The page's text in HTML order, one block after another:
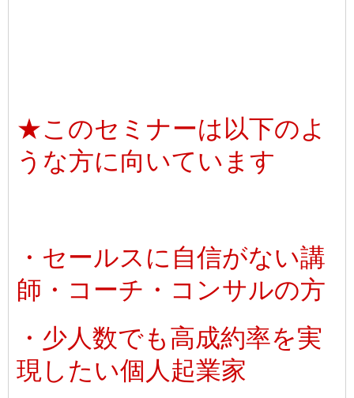
★このセミナーは以下のよ
うな方に向いています
・セールスに自信がない講
師・コーチ・コンサルの方
・少人数でも高成約率を実
現したい個人起業家